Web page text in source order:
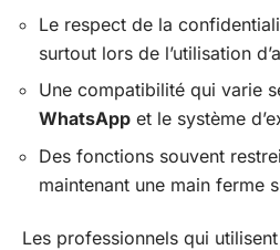
Le respect de la
surtout lors de l’utilisation
Une compatibilité qui varie
WhatsApp et le système
Des fonctions souvent
maintenant une main ferme
Les professionnels qui utilisent